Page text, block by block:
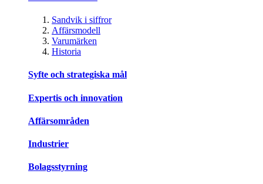
Sandvik i siffror
Affärsmodell
Varumärken
Historia
Syfte och strategiska mål
Expertis och innovation
Affärsområden
Industrier
Bolagsstyrning